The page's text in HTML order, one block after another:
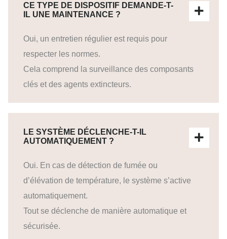
CE TYPE DE DISPOSITIF DEMANDE-T-
IL UNE MAINTENANCE ?
Oui, un entretien régulier est requis pour
respecter les normes.
Cela comprend la surveillance des composants
clés et des agents extincteurs.
LE SYSTÈME DÉCLENCHE-T-IL
AUTOMATIQUEMENT ?
Oui. En cas de détection de fumée ou
d’élévation de température, le système s’active
automatiquement.
Tout se déclenche de manière automatique et
sécurisée.